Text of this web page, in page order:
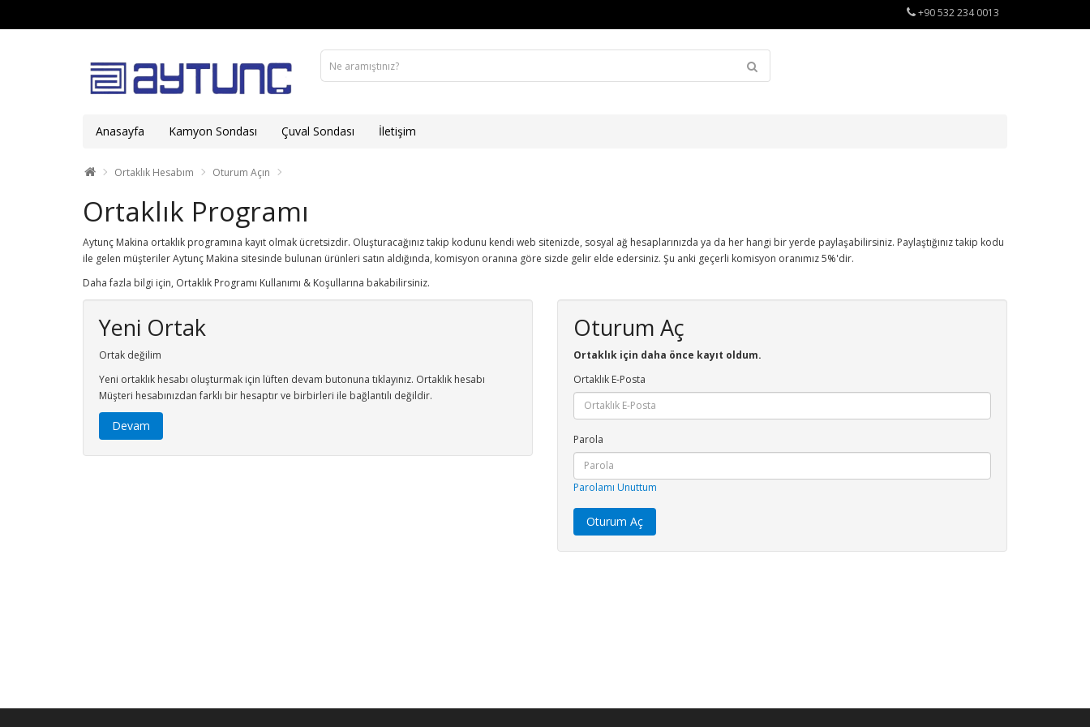
+90 532 234 0013
Anasayfa Kamyon Sondası Çuval Sondası İletişim
Ortaklık Hesabım Oturum Açın
Ortaklık Programı
Aytunç Makina ortaklık programına kayıt olmak ücretsizdir. Oluşturacağınız takip kodunu kendi web sitenizde, sosyal ağ hesaplarınızda ya da her hangi bir yerde paylaşabilirsiniz. Paylaştığınız takip kodu
ile gelen müşteriler Aytunç Makina sitesinde bulunan ürünleri satın aldığında, komisyon oranına göre sizde gelir elde edersiniz. Şu anki geçerli komisyon oranımız 5%'dir.
Daha fazla bilgi için, Ortaklık Programı Kullanımı & Koşullarına bakabilirsiniz.
Yeni Ortak
Ortak değilim
Yeni ortaklık hesabı oluşturmak için lüften devam butonuna tıklayınız. Ortaklık hesabı
Müşteri hesabınızdan farklı bir hesaptır ve birbirleri ile bağlantılı değildir.
Devam
Oturum Aç
Ortaklık için daha önce kayıt oldum.
Ortaklık E-Posta
Parola
Parolamı Unuttum